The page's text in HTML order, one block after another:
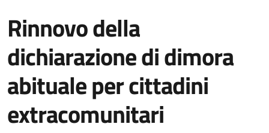
Rinnovo della
dichiarazione di dimora
abituale per cittadini
extracomunitari